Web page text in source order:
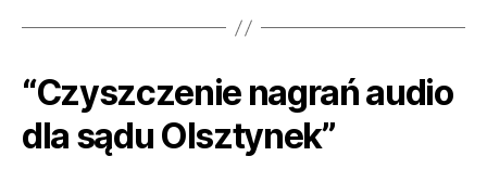
“Czyszczenie nagrań audio
dla sądu Olsztynek”